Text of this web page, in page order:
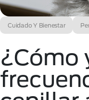
Cuidado Y Bienestar
¿Cómo